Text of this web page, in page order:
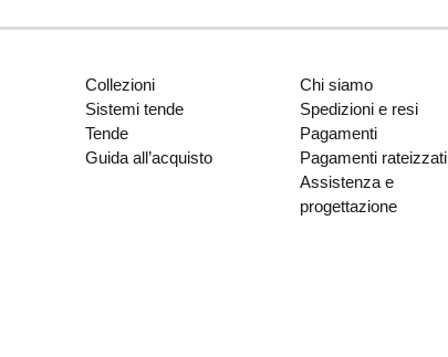
Collezioni
Sistemi tende
Tende
Guida all’acquisto
Chi siamo
Spedizioni e resi
Pagamenti
Pagamenti rateizzati
Assistenza e
progettazione